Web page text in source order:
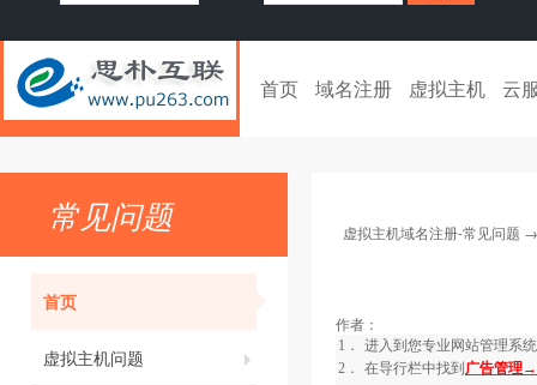
首页 域名注册 虚拟主机 云
常见问题
首页
虚拟主机问题
虚拟主机域名注册-常见问题
作者：
1．
进入到您专业网站管理系
2．
在导行栏中找到 广告管理